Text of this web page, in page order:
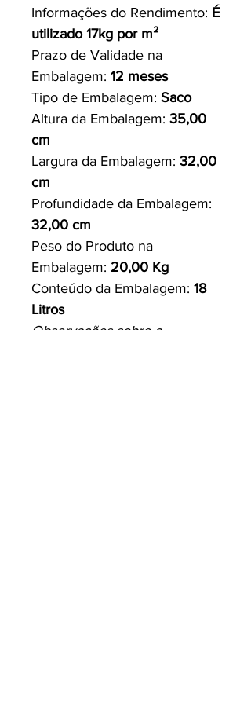
Informações do Rendimento: É
utilizado 17kg por m²
Prazo de Validade na
Embalagem: 12 meses
Tipo de Embalagem: Saco
Altura da Embalagem: 35,00
cm
Largura da Embalagem: 32,00
cm
Profundidade da Embalagem:
32,00 cm
Peso do Produto na
Embalagem: 20,00 Kg
Conteúdo da Embalagem: 18
Litros
Observações sobre a